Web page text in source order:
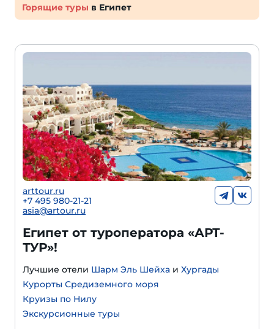
Горящие туры в Египет
arttour.ru
+7 495 980-21-21
asia@artour.ru
Египет от туроператора «АРТ-
ТУР»!
Лучшие отели Шарм Эль Шейха и Хургады
Курорты Средиземного моря
Круизы по Нилу
Экскурсионные туры